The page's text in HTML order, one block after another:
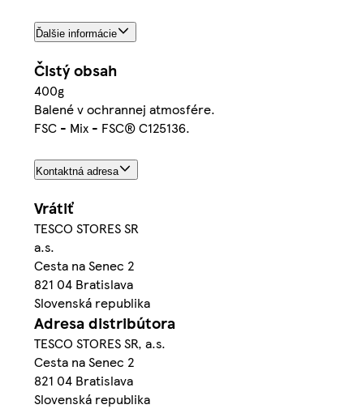
Ďalšie informácie
Čistý obsah
400g
Balené v ochrannej atmosfére.
FSC - Mix - FSC® C125136.
Kontaktná adresa
Vrátiť
TESCO STORES SR
a.s.
Cesta na Senec 2
821 04 Bratislava
Slovenská republika
Adresa distribútora
TESCO STORES SR, a.s.
Cesta na Senec 2
821 04 Bratislava
Slovenská republika